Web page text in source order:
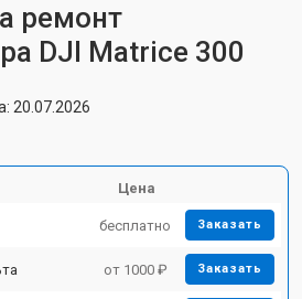
ремонт
DJI Matrice 300
20.07.2026
Цена
бесплатно Заказать
от 1000 ₽ Заказать